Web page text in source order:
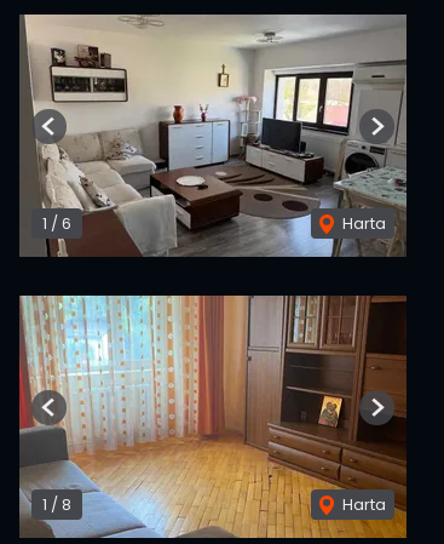
1 /6 Harta
Previous Next
1 /8 Harta
Previous Next